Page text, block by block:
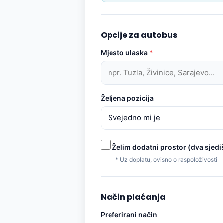
Opcije za autobus
Mjesto ulaska *
Željena pozicija
Želim dodatni prostor (dva
* Uz doplatu, ovisno o raspoloživosti
Način plaćanja
Preferirani način